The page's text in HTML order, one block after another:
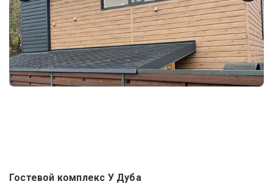
Гостевой комплекс У Дуба